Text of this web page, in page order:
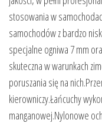
stosowania w
samochodów z bardzo
specjalne ogniwa 7 mm
skuteczna w warunkach
poruszania się na
kierowniczy.Łańcuchy
manganowej.Nylonowe